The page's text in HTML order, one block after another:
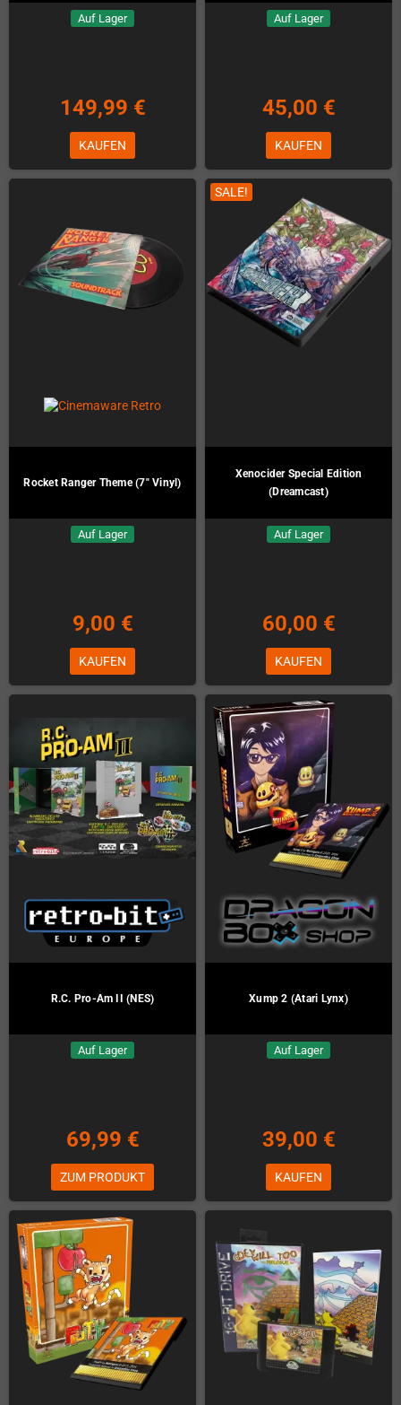
Auf Lager
149,99 €
KAUFEN
Auf Lager
45,00 €
KAUFEN
Rocket Ranger Theme (7" Vinyl)
Auf Lager
9,00 €
KAUFEN
SALE!
Xenocider Special Edition
(Dreamcast)
Auf Lager
60,00 €
KAUFEN
R.C. Pro-Am II (NES)
Auf Lager
69,99 €
ZUM PRODUKT
Xump 2 (Atari Lynx)
Auf Lager
39,00 €
KAUFEN